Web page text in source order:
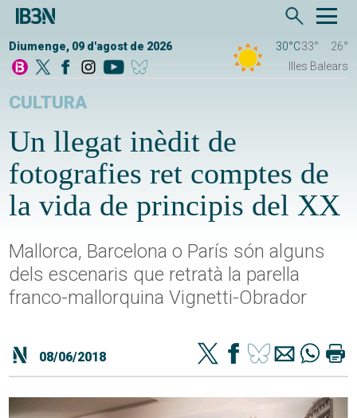
Diumenge, 09 d'agost de 2026 30°C33°
26°
Illes Balears
CULTURA
Un llegat inèdit de
fotografies ret comptes de
la vida de principis del XX
Mallorca, Barcelona o París són alguns
dels escenaris que retratà la parella
franco-mallorquina Vignetti-Obrador
08/06/2018